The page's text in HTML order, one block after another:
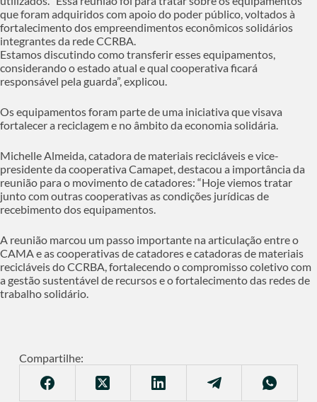
que foram adquiridos com apoio do poder público, voltados à
fortalecimento dos empreendimentos econômicos solidários
integrantes da rede CCRBA.
Estamos discutindo como transferir esses equipamentos,
considerando o estado atual e qual cooperativa ficará
responsável pela guarda”, explicou.
Os equipamentos foram parte de uma iniciativa que visava
fortalecer a reciclagem e no âmbito da economia solidária.
Michelle Almeida, catadora de materiais recicláveis e vice-
presidente da cooperativa Camapet, destacou a importância da
reunião para o movimento de catadores: “Hoje viemos tratar
junto com outras cooperativas as condições jurídicas de
recebimento dos equipamentos.
A reunião marcou um passo importante na articulação entre o
CAMA e as cooperativas de catadores e catadoras de materiais
recicláveis do CCRBA, fortalecendo o compromisso coletivo com
a gestão sustentável de recursos e o fortalecimento das redes de
trabalho solidário.
Compartilhe: